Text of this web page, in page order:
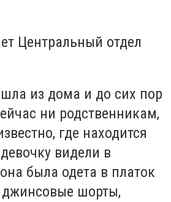
Центральный отдел
из дома и до сих пор
ни родственникам,
где находится
видели в
была одета в платок
джинсовые шорты,